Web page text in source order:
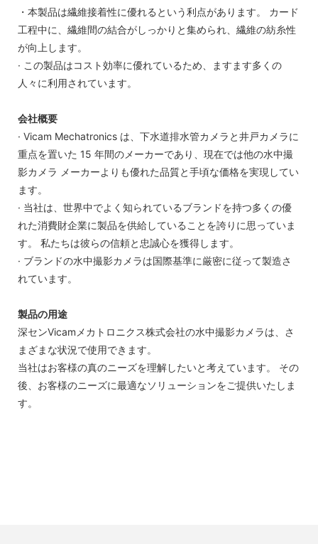
・本製品は繊維接着性に優れるという利点があります。 カード
工程中に、繊維間の結合がしっかりと集められ、繊維の紡糸性
が向上します。
· この製品はコスト効率に優れているため、ますます多くの
人々に利用されています。
会社概要
· Vicam Mechatronics は、下水道排水管カメラと井戸カメラに
重点を置いた 15 年間のメーカーであり、現在では他の水中撮
影カメラ メーカーよりも優れた品質と手頃な価格を実現してい
ます。
· 当社は、世界中でよく知られているブランドを持つ多くの優
れた消費財企業に製品を供給していることを誇りに思っていま
す。 私たちは彼らの信頼と忠誠心を獲得します。
· ブランドの水中撮影カメラは国際基準に厳密に従って製造さ
れています。
製品の用途
深センVicamメカトロニクス株式会社の水中撮影カメラは、さ
まざまな状況で使用できます。
当社はお客様の真のニーズを理解したいと考えています。 その
後、お客様のニーズに最適なソリューションをご提供いたしま
す。